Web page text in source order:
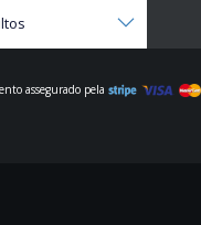
assegurado pela